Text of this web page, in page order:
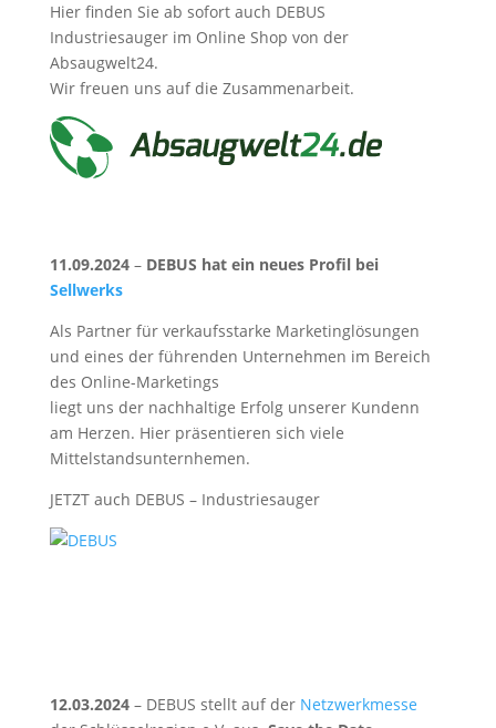
Hier finden Sie ab sofort auch DEBUS
Industriesauger im Online Shop von der
Absaugwelt24.
Wir freuen uns auf die Zusammenarbeit.
11.09.2024–DEBUS hat ein neues Profil bei
Sellwerks
Als Partner für verkaufsstarke Marketinglösungen
und eines der führenden Unternehmen im Bereich
des Online-Marketings
liegt uns der nachhaltige Erfolg unserer Kundenn
am Herzen. Hier präsentieren sich viele
Mittelstandsunternhemen.
JETZT auch DEBUS – Industriesauger
12.03.2024– DEBUS stellt auf derNetzwerkmesse